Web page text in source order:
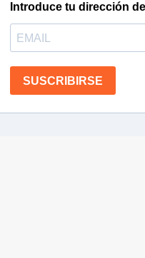
Introduce tu dirección
SUSCRIBIRSE